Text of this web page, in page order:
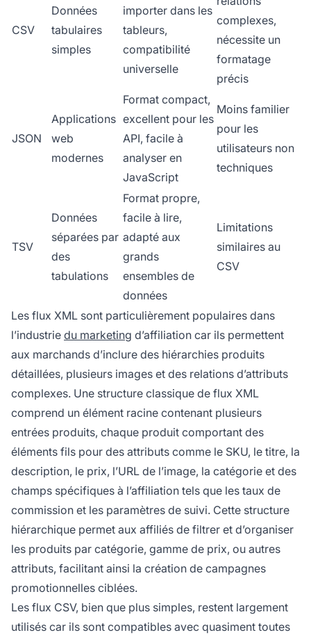
CSV
Données
tabulaires
simples
importer dans les
tableurs,
compatibilité
universelle
complexes,
nécessite un
formatage
précis
JSON
Applications
web
modernes
Format compact,
excellent pour les
API, facile à
analyser en
JavaScript
Moins familier
pour les
utilisateurs non
techniques
TSV
Données
séparées par
des
tabulations
Format propre,
facile à lire,
adapté aux
grands
ensembles de
données
Limitations
similaires au
CSV
Les flux XML sont particulièrement populaires dans
l’industrie du marketing d’affiliation car ils permettent
aux marchands d’inclure des hiérarchies produits
détaillées, plusieurs images et des relations d’attributs
complexes. Une structure classique de flux XML
comprend un élément racine contenant plusieurs
entrées produits, chaque produit comportant des
éléments fils pour des attributs comme le SKU, le titre, la
description, le prix, l’URL de l’image, la catégorie et des
champs spécifiques à l’affiliation tels que les taux de
commission et les paramètres de suivi. Cette structure
hiérarchique permet aux affiliés de filtrer et d’organiser
les produits par catégorie, gamme de prix, ou autres
attributs, facilitant ainsi la création de campagnes
promotionnelles ciblées.
Les flux CSV, bien que plus simples, restent largement
utilisés car ils sont compatibles avec quasiment toutes